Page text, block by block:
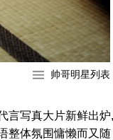
帅哥明星列表
言写真大片新鲜出炉
整体氛围慵懒而又随